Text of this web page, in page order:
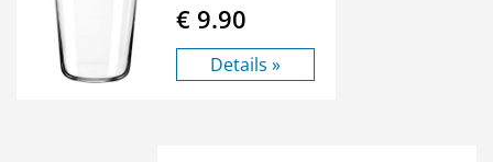
€ 9.90
Details »